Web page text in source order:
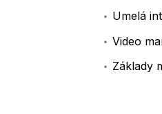
Umelá
Video
Základy